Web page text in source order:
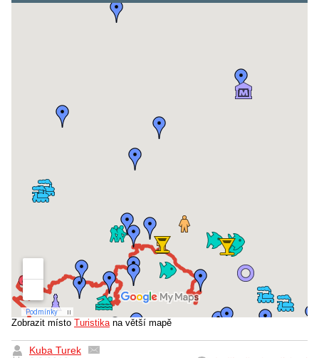
Zobrazit místo Turistika na větší mapě
Kuba Turek